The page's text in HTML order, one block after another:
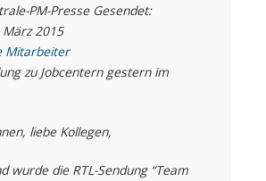
PM-Presse Gesendet:
2015
Mitarbeiter
zu Jobcentern gestern im
liebe Kollegen,
wurde die RTL-Sendung “Team